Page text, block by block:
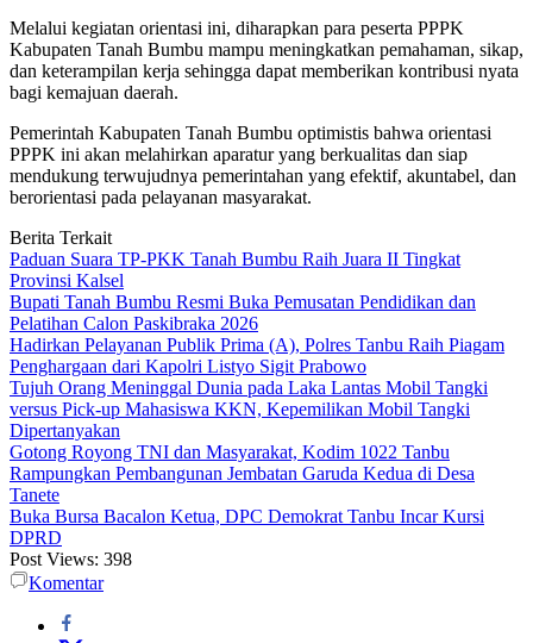
Melalui kegiatan orientasi ini, diharapkan para peserta PPPK
Kabupaten Tanah Bumbu mampu meningkatkan pemahaman, sikap,
dan keterampilan kerja sehingga dapat memberikan kontribusi nyata
bagi kemajuan daerah.
Pemerintah Kabupaten Tanah Bumbu optimistis bahwa orientasi
PPPK ini akan melahirkan aparatur yang berkualitas dan siap
mendukung terwujudnya pemerintahan yang efektif, akuntabel, dan
berorientasi pada pelayanan masyarakat.
Berita Terkait
Paduan Suara TP-PKK Tanah Bumbu Raih Juara II Tingkat
Provinsi Kalsel
Bupati Tanah Bumbu Resmi Buka Pemusatan Pendidikan dan
Pelatihan Calon Paskibraka 2026
Hadirkan Pelayanan Publik Prima (A), Polres Tanbu Raih Piagam
Penghargaan dari Kapolri Listyo Sigit Prabowo
Tujuh Orang Meninggal Dunia pada Laka Lantas Mobil Tangki
versus Pick-up Mahasiswa KKN, Kepemilikan Mobil Tangki
Dipertanyakan
Gotong Royong TNI dan Masyarakat, Kodim 1022 Tanbu
Rampungkan Pembangunan Jembatan Garuda Kedua di Desa
Tanete
Buka Bursa Bacalon Ketua, DPC Demokrat Tanbu Incar Kursi
DPRD
Post Views: 398
Komentar